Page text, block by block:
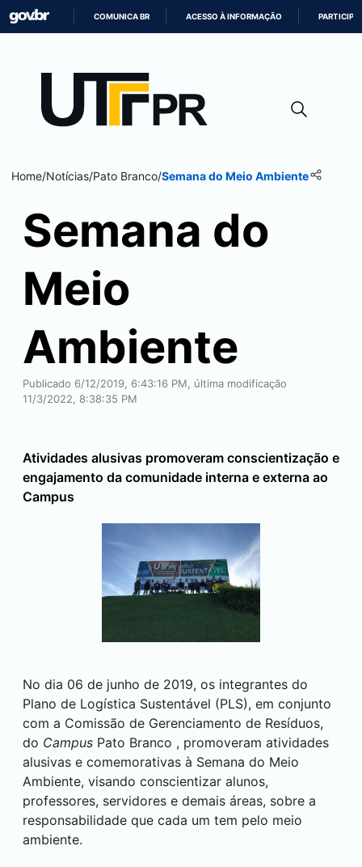
CONTEÚDO
COMUNICA BR ACESSO À INFORMAÇÃO PARTICIPE
Home/Notícias/Pato Branco/Semana do Meio Ambiente
Semana do
Meio
Ambiente
Publicado 6/12/2019, 6:43:16 PM, última modificação
11/3/2022, 8:38:35 PM
Atividades alusivas promoveram conscientização e
engajamento da comunidade interna e externa ao
Campus
No dia 06 de junho de 2019, os integrantes do
Plano de Logística Sustentável (PLS), em conjunto
com a Comissão de Gerenciamento de Resíduos,
do Campus Pato Branco , promoveram atividades
alusivas e comemorativas à Semana do Meio
Ambiente, visando conscientizar alunos,
professores, servidores e demais áreas, sobre a
responsabilidade que cada um tem pelo meio
ambiente.